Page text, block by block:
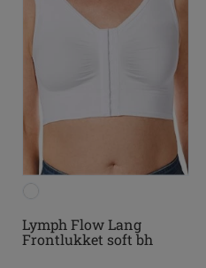
Lymph Flow Lang
Frontlukket soft bh